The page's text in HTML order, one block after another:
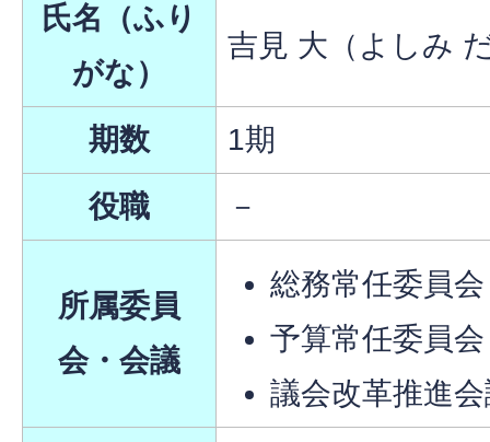
氏名（ふり
がな）
吉見 大（よしみ
期数
1期
役職
－
所属委員
会・会議
総務常任委員
予算常任委員会
議会改革推進